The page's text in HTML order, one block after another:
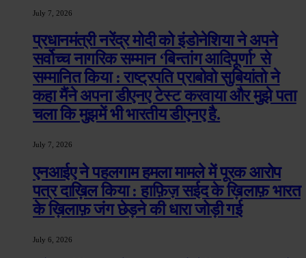
July 7, 2026
प्रधानमंत्री नरेंद्र मोदी को इंडोनेशिया ने अपने
सर्वोच्च नागरिक सम्मान ‘बिन्तांग आदिपूर्णा’ से
सम्मानित किया : राष्ट्रपति प्राबोवो सुबियांतो ने
कहा मैंने अपना डीएनए टेस्ट करवाया और मुझे पता
चला कि मुझमें भी भारतीय डीएनए है.
July 7, 2026
एनआईए ने पहलगाम हमला मामले में पूरक आरोप
पत्र दाख़िल किया : हाफ़िज़ सईद के ख़िलाफ़ भारत
के ख़िलाफ़ जंग छेड़ने की धारा जोड़ी गई
July 6, 2026